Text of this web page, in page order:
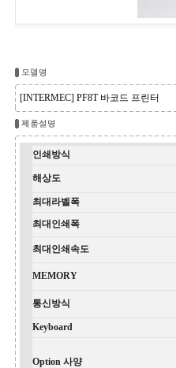
[INTERMEC] PF8T 바코드 프린터
인쇄방식
해상도
최대라벨폭
최대인쇄폭
최대인쇄속도
MEMORY
통신방식
Keyboard
Option 사양